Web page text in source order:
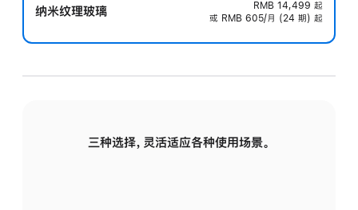
纳米纹理玻璃 RMB 14,499 起
或 RMB 605/月 (24 期) 起
三种选择，灵活适应各种使用场景。